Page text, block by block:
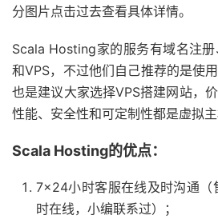
分图片点击过去查看具体详情。
Scala Hosting家的服务有域名注
和VPS，不过他们自己推荐的是使
也是建议大家选择VPS搭建网站，
性能、安全性和可定制性都是虚拟主
Scala Hosting的优点：
7×24小时客服在线及时沟通
时在线，小编联系过）；